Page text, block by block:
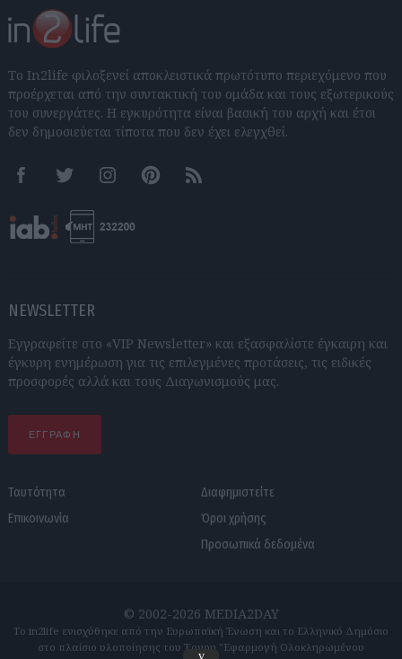
Το In2life φιλοξενεί αποκλειστικά πρωτότυπο περιεχόμενο που
προέρχεται από την συντακτική του ομάδα και τους εξωτερικούς
του συνεργάτες. Η εγκυρότητα είναι βασική του αρχή και έτσι
δεν δημοσιεύεται τίποτα που δεν έχει ελεγχθεί.
FacebookTwitter InstagramPinterestRSS feeds
NEWSLETTER
Εγγραφείτε στο «VIP Newsletter» και εξασφαλίστε έγκαιρη και
έγκυρη ενημέρωση για τις επιλεγμένες προτάσεις, τις ειδικές
προσφορές αλλά και τους Διαγωνισμούς μας.
ΕΓΓΡΑΦΗ
Ταυτότητα
Επικοινωνία
Διαφημιστείτε
Όροι χρήσης
Προσωπικά δεδομένα
© 2002-2026 MEDIA2DAY
Το in2life ενισχύθηκε από την Ευρωπαϊκή Ένωση και το Ελληνικό Δημόσιο
στο πλαίσιο υλοποίησης του Έργου "Εφαρμογή Ολοκληρωμένου
v